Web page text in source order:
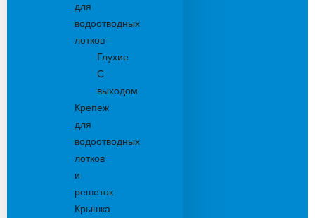
для
водоотводных
лотков
Глухие
С
выходом
Крепеж
для
водоотводных
лотков
и
решеток
Крышка